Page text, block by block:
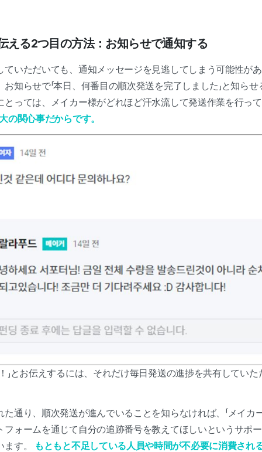
える2つ目の方法：お知らせで通知する
ていただいても、通知メッセージを見逃してしまう可能性が
知らせで「本日、何番目の順次発送を完了しました」と知ら
とっては、メイカー様がどれほど汗水流して発送作業を行っ
の関心事だからです。
」とお伝えするには、それだけ毎日発送の進捗を共有してい
通り、順次発送が進んでいることを知らなければ、「メイカ
フォームを通じて自分の追跡番号を教えてほしいというサポ
す。
もともと不足している人員や時間が不必要に消費され